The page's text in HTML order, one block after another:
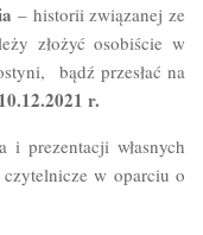
– historii związanej ze
złożyć osobiście w
bądź przesłać na
10.12.2021 r.
prezentacji własnych
w oparciu o